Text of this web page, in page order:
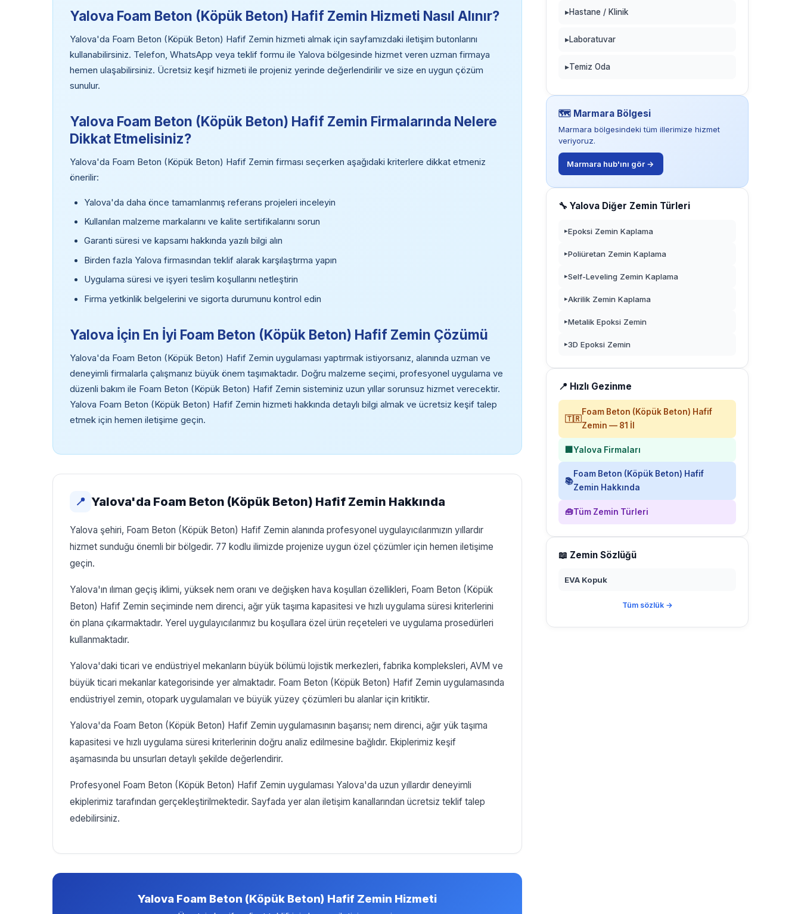
Yalova Foam Beton (Köpük Beton) Hafif Zemin Hizmeti Nasıl Alınır?
Yalova'da Foam Beton (Köpük Beton) Hafif Zemin hizmeti almak için sayfamızdaki iletişim butonlarını
kullanabilirsiniz. Telefon, WhatsApp veya teklif formu ile Yalova bölgesinde hizmet veren uzman firmaya
hemen ulaşabilirsiniz. Ücretsiz keşif hizmeti ile projeniz yerinde değerlendirilir ve size en uygun çözüm
sunulur.
Yalova Foam Beton (Köpük Beton) Hafif Zemin Firmalarında Nelere
Dikkat Etmelisiniz?
Yalova'da Foam Beton (Köpük Beton) Hafif Zemin firması seçerken aşağıdaki kriterlere dikkat etmeniz
önerilir:
Yalova'da daha önce tamamlanmış referans projeleri inceleyin
Kullanılan malzeme markalarını ve kalite sertifikalarını sorun
Garanti süresi ve kapsamı hakkında yazılı bilgi alın
Birden fazla Yalova firmasından teklif alarak karşılaştırma yapın
Uygulama süresi ve işyeri teslim koşullarını netleştirin
Firma yetkinlik belgelerini ve sigorta durumunu kontrol edin
Yalova İçin En İyi Foam Beton (Köpük Beton) Hafif Zemin Çözümü
Yalova'da Foam Beton (Köpük Beton) Hafif Zemin uygulaması yaptırmak istiyorsanız, alanında uzman ve
deneyimli firmalarla çalışmanız büyük önem taşımaktadır. Doğru malzeme seçimi, profesyonel uygulama ve
düzenli bakım ile Foam Beton (Köpük Beton) Hafif Zemin sisteminiz uzun yıllar sorunsuz hizmet verecektir.
Yalova Foam Beton (Köpük Beton) Hafif Zemin hizmeti hakkında detaylı bilgi almak ve ücretsiz keşif talep
etmek için hemen iletişime geçin.
📍 Yalova'da Foam Beton (Köpük Beton) Hafif Zemin Hakkında
Yalova şehiri, Foam Beton (Köpük Beton) Hafif Zemin alanında profesyonel uygulayıcılarımızın yıllardır
hizmet sunduğu önemli bir bölgedir. 77 kodlu ilimizde projenize uygun özel çözümler için hemen iletişime
geçin.
Yalova'ın ılıman geçiş iklimi, yüksek nem oranı ve değişken hava koşulları özellikleri, Foam Beton (Köpük
Beton) Hafif Zemin seçiminde nem direnci, ağır yük taşıma kapasitesi ve hızlı uygulama süresi kriterlerini
ön plana çıkarmaktadır. Yerel uygulayıcılarımız bu koşullara özel ürün reçeteleri ve uygulama prosedürleri
kullanmaktadır.
Yalova'daki ticari ve endüstriyel mekanların büyük bölümü lojistik merkezleri, fabrika kompleksleri, AVM ve
büyük ticari mekanlar kategorisinde yer almaktadır. Foam Beton (Köpük Beton) Hafif Zemin uygulamasında
endüstriyel zemin, otopark uygulamaları ve büyük yüzey çözümleri bu alanlar için kritiktir.
Yalova'da Foam Beton (Köpük Beton) Hafif Zemin uygulamasının başarısı; nem direnci, ağır yük taşıma
kapasitesi ve hızlı uygulama süresi kriterlerinin doğru analiz edilmesine bağlıdır. Ekiplerimiz keşif
aşamasında bu unsurları detaylı şekilde değerlendirir.
Profesyonel Foam Beton (Köpük Beton) Hafif Zemin uygulaması Yalova'da uzun yıllardır deneyimli
ekiplerimiz tarafından gerçekleştirilmektedir. Sayfada yer alan iletişim kanallarından ücretsiz teklif talep
edebilirsiniz.
Yalova Foam Beton (Köpük Beton) Hafif Zemin Hizmeti
▸Hastane / Klinik
▸Laboratuvar
▸Temiz Oda
🗺️ Marmara Bölgesi
Marmara bölgesindeki tüm illerimize hizmet
veriyoruz.
Marmara hub'ını gör →
🔧 Yalova Diğer Zemin Türleri
▸Epoksi Zemin Kaplama
▸Poliüretan Zemin Kaplama
▸Self-Leveling Zemin Kaplama
▸Akrilik Zemin Kaplama
▸Metalik Epoksi Zemin
▸3D Epoksi Zemin
📍 Hızlı Gezinme
🇹🇷
Foam Beton (Köpük Beton) Hafif
Zemin — 81 İl
🏢Yalova Firmaları
📚
Foam Beton (Köpük Beton) Hafif
Zemin Hakkında
🧰Tüm Zemin Türleri
📖 Zemin Sözlüğü
EVA Kopuk
Tüm sözlük →